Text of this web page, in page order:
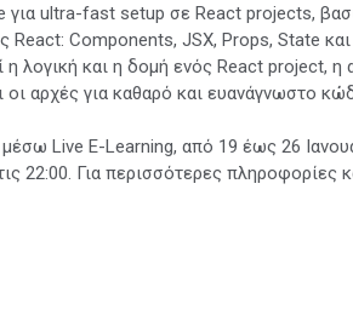
για ultra-fast setup σε React projects,
React: Components, JSX, Props, State
λογική και η δομή ενός React project, η
αρχές για καθαρό και ευανάγνωστο
Live E-Learning, από 19 έως 26
22:00. Για περισσότερες πληροφορίες